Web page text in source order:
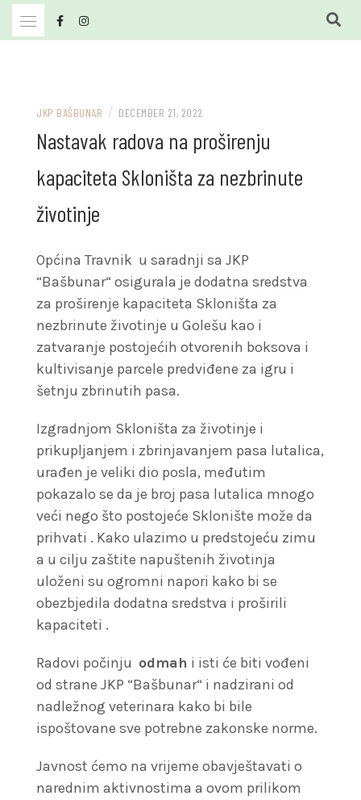
Skip
JKP BAŠBUNAR / DECEMBER 21, 2022
Nastavak radova na proširenju
kapaciteta Skloništa za nezbrinute
životinje
Općina Travnik u saradnji sa JKP
“Bašbunar“ osigurala je dodatna sredstva
za proširenje kapaciteta Skloništa za
nezbrinute životinje u Golešu kao i
zatvaranje postojećih otvorenih boksova i
kultivisanje parcele predviđene za igru i
šetnju zbrinutih pasa.
Izgradnjom Skloništa za životinje i
prikupljanjem i zbrinjavanjem pasa lutalica,
urađen je veliki dio posla, međutim
pokazalo se da je broj pasa lutalica mnogo
veći nego što postojeće Sklonište može da
prihvati . Kako ulazimo u predstojeću zimu
a u cilju zaštite napuštenih životinja
uloženi su ogromni napori kako bi se
obezbjedila dodatna sredstva i proširili
kapaciteti .
Radovi počinju odmah i isti će biti vođeni
od strane JKP “Bašbunar“ i nadzirani od
nadležnog veterinara kako bi bile
ispoštovane sve potrebne zakonske norme.
Javnost ćemo na vrijeme obavještavati o
narednim aktivnostima a ovom prilikom